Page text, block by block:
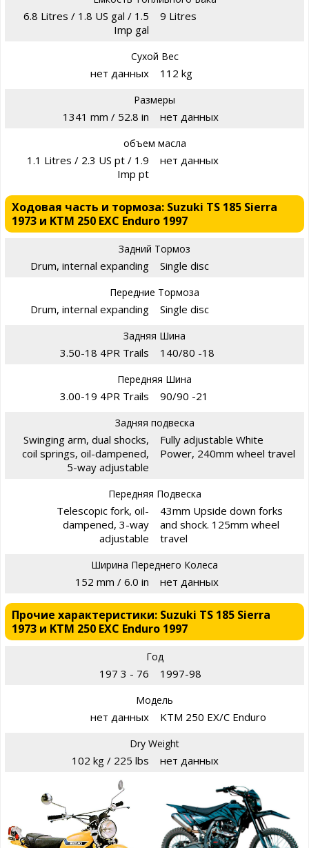
6.8 Litres / 1.8 US gal / 1.5
Imp gal
9 Litres
Сухой Вес
нет данных 112 kg
Размеры
1341 mm / 52.8 in нет данных
объем масла
1.1 Litres / 2.3 US pt / 1.9
Imp pt
нет данных
Ходовая часть и тормоза: Suzuki TS 185 Sierra
1973 и KTM 250 EXC Enduro 1997
Задний Тормоз
Drum, internal expanding Single disc
Передние Тормоза
Drum, internal expanding Single disc
Задняя Шина
3.50-18 4PR Trails 140/80 -18
Передняя Шина
3.00-19 4PR Trails 90/90 -21
Задняя подвеска
Swinging arm, dual shocks,
coil springs, oil-dampened,
5-way adjustable
Fully adjustable White
Power, 240mm wheel travel
Передняя Подвеска
Telescopic fork, oil-
dampened, 3-way
adjustable
43mm Upside down forks
and shock. 125mm wheel
travel
Ширина Переднего Колеса
152 mm / 6.0 in нет данных
Прочие характеристики: Suzuki TS 185 Sierra
1973 и KTM 250 EXC Enduro 1997
Год
197 3 - 76 1997-98
Модель
нет данных KTM 250 EX/C Enduro
Dry Weight
102 kg / 225 lbs нет данных